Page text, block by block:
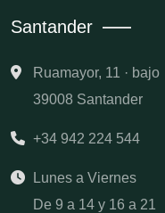
Santander
Ruamayor, 11 · bajo
39008 Santander
+34 942 224 544
Lunes a Viernes
De 9 a 14 y 16 a 21